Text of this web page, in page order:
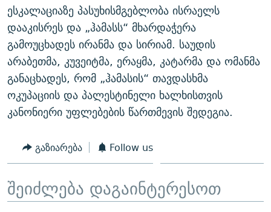
ესკალაციაზე პასუხისმგებლობა ისრაელს
დააკისრეს და „ჰამასს“ მხარდაჭერა
გამოუცხადეს ირანმა და სირიამ. საუდის
არაბეთმა, კუვეიტმა, ერაყმა, კატარმა და ომანმა
განაცხადეს, რომ „ჰამასის“ თავდასხმა
ოკუპაციის და პალესტინელი ხალხისთვის
კანონიერი უფლებების წართმევის შედეგია.
გაზიარება Follow us
შეიძლება დაგაინტერესოთ